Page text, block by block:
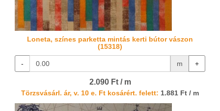
Loneta, színes parketta mintás kerti bútor vászon
(15318)
- m +
2.090 Ft / m
Törzsvásárl. ár, v. 10 e. Ft kosárért. felett: 1.881 Ft / m